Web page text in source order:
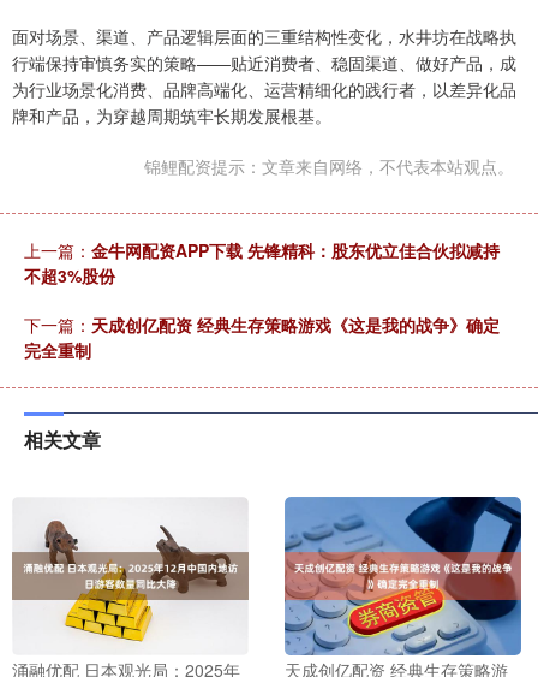
面对场景、渠道、产品逻辑层面的三重结构性变化，水井坊在战略执
行端保持审慎务实的策略——贴近消费者、稳固渠道、做好产品，成
为行业场景化消费、品牌高端化、运营精细化的践行者，以差异化品
牌和产品，为穿越周期筑牢长期发展根基。
锦鲤配资提示：文章来自网络，不代表本站观点。
上一篇： 金牛网配资APP下载 先锋精科：股东优立佳合伙拟减持
不超3%股份
下一篇： 天成创亿配资 经典生存策略游戏《这是我的战争》确定
完全重制
相关文章
涌融优配 日本观光局：2025年 天成创亿配资 经典生存策略游